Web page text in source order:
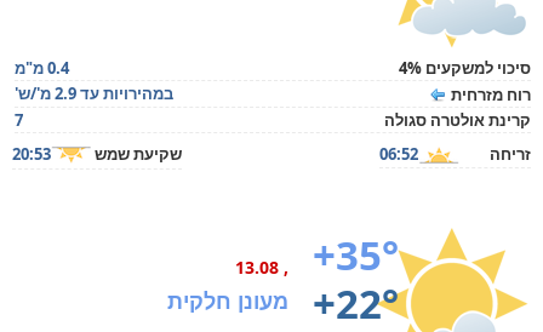
סיכוי למשקעים 4%
0.4 מ"מ
רוח מזרחית
במהירויות עד 2.9 מ'/ש'
קרינת אולטרה סגולה
7
זריחה
06:52 שקיעת שמש 20:53
+35°
+22°
, 13.08
מעונן חלקית